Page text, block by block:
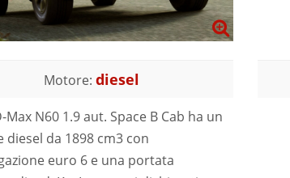
Motore: diesel
Max N60 1.9 aut. Space B Cab ha un
diesel da 1898 cm3 con
euro 6 e una portata